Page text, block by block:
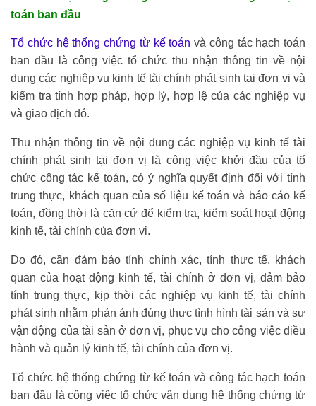
toán ban đầu
Tổ chức hệ thống chứng từ kế toán và công tác hạch toán
ban đầu là công việc tổ chức thu nhận thông tin về nội
dung các nghiệp vụ kinh tế tài chính phát sinh tại đơn vị và
kiểm tra tính hợp pháp, hợp lý, hợp lệ của các nghiệp vụ
và giao dịch đó.
Thu nhận thông tin về nội dung các nghiệp vụ kinh tế tài
chính phát sinh tại đơn vị là công việc khởi đầu của tổ
chức công tác kế toán, có ý nghĩa quyết định đối với tính
trung thực, khách quan của số liệu kế toán và báo cáo kế
toán, đồng thời là căn cứ để kiểm tra, kiểm soát hoạt động
kinh tế, tài chính của đơn vị.
Do đó, cần đảm bảo tính chính xác, tính thực tế, khách
quan của hoạt động kinh tế, tài chính ở đơn vị, đảm bảo
tính trung thực, kịp thời các nghiệp vụ kinh tế, tài chính
phát sinh nhằm phản ánh đúng thực tình hình tài sản và sự
vận động của tài sản ở đơn vị, phục vụ cho công việc điều
hành và quản lý kinh tế, tài chính của đơn vị.
Tổ chức hệ thống chứng từ kế toán và công tác hạch toán
ban đầu là công việc tổ chức vận dụng hệ thống chứng từ